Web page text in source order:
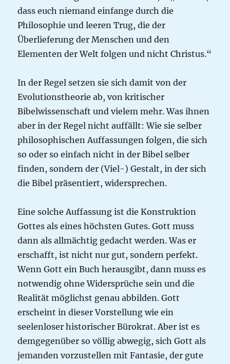
dass euch niemand einfange durch die
Philosophie und leeren Trug, die der
Überlieferung der Menschen und den
Elementen der Welt folgen und nicht Christus.“
In der Regel setzen sie sich damit von der
Evolutionstheorie ab, von kritischer
Bibelwissenschaft und vielem mehr. Was ihnen
aber in der Regel nicht auffällt: Wie sie selber
philosophischen Auffassungen folgen, die sich
so oder so einfach nicht in der Bibel selber
finden, sondern der (Viel-) Gestalt, in der sich
die Bibel präsentiert, widersprechen.
Eine solche Auffassung ist die Konstruktion
Gottes als eines höchsten Gutes. Gott muss
dann als allmächtig gedacht werden. Was er
erschafft, ist nicht nur gut, sondern perfekt.
Wenn Gott ein Buch herausgibt, dann muss es
notwendig ohne Widersprüche sein und die
Realität möglichst genau abbilden. Gott
erscheint in dieser Vorstellung wie ein
seelenloser historischer Bürokrat. Aber ist es
demgegenüber so völlig abwegig, sich Gott als
jemanden vorzustellen mit Fantasie, der gute